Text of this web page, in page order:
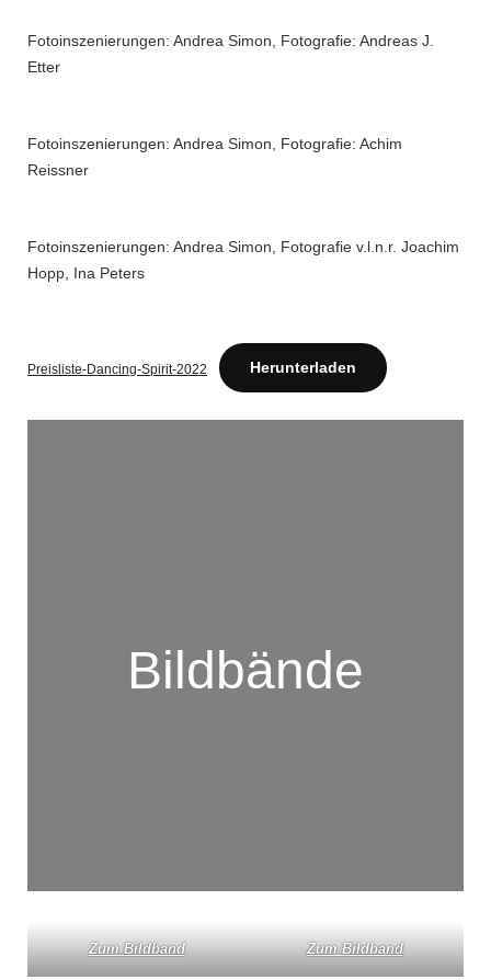
Fotoinszenierungen: Andrea Simon, Fotografie: Andreas J.
Etter
Fotoinszenierungen: Andrea Simon, Fotografie: Achim
Reissner
Fotoinszenierungen: Andrea Simon, Fotografie v.l.n.r. Joachim
Hopp, Ina Peters
Preisliste-Dancing-Spirit-2022 Herunterladen
Bildbände
Zum Bildband Zum Bildband